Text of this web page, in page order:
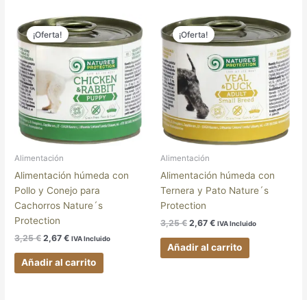
¡Oferta!
Alimentación
Alimentación húmeda con
Pollo y Conejo para
Cachorros Nature´s
Protection
3,25€
El
precio
original
3,25 €.
2,67€
El
precio
actual
es:
2,67 €.
IVA Incluido
Añadir al carrito
¡Oferta!
Alimentación
Alimentación húmeda con
Ternera y Pato Nature´s
Protection
3,25€
El
precio
original
3,25 €.
2,67 €
El
precio
actual
2,67 €.
IVA Incluido
Añadir al carrito